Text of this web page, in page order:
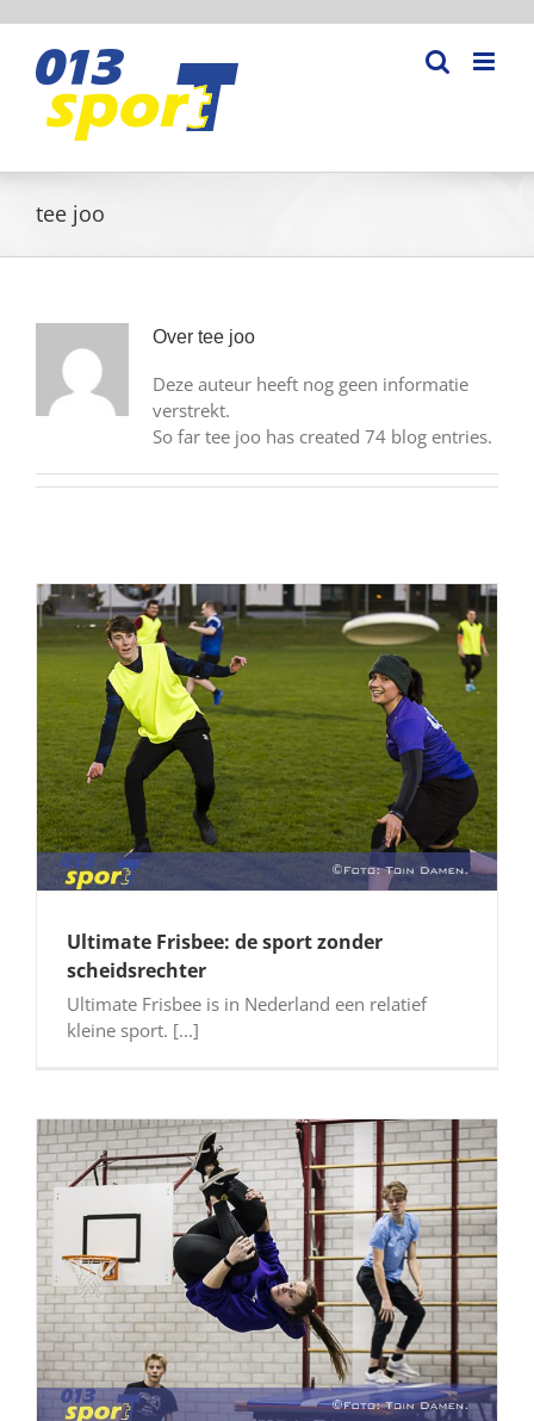
inhoud
tee joo
Over tee joo
Deze auteur heeft nog geen informatie
verstrekt.
So far tee joo has created 74 blog entries.
Ultimate Frisbee: de sport zonder
scheidsrechter
Ultimate Frisbee is in Nederland een relatief
kleine sport. [...]